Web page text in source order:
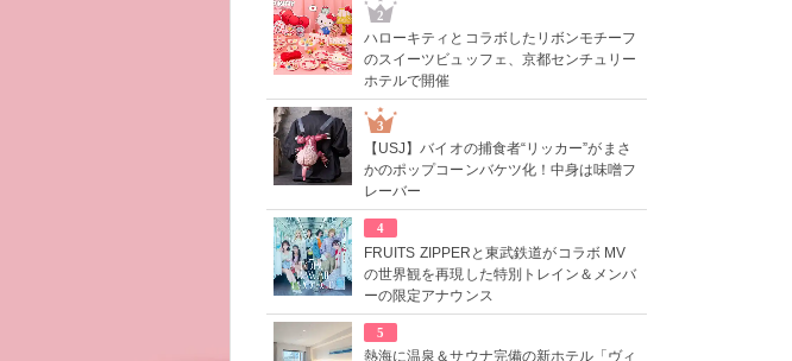
2
ハローキティとコラボしたリボンモチーフ
のスイーツビュッフェ、京都センチュリー
ホテルで開催
3
【USJ】バイオの捕食者“リッカー”がまさ
かのポップコーンバケツ化！中身は味噌フ
レーバー
4
FRUITS ZIPPERと東武鉄道がコラボ MV
の世界観を再現した特別トレイン＆メンバ
ーの限定アナウンス
5
熱海に温泉＆サウナ完備の新ホテル「ヴィ